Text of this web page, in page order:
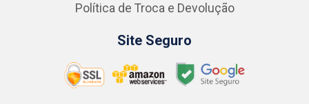
Política de Troca e Devolução
Site Seguro